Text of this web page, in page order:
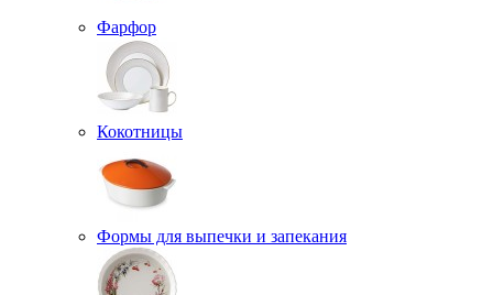
Фарфор
Кокотницы
Формы для выпечки и запекания